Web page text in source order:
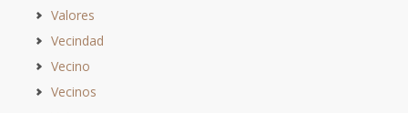
Valores
Vecindad
Vecino
Vecinos